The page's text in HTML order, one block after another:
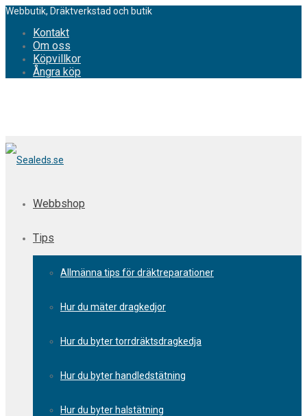
Webbutik, Dräktverkstad och butik
Kontakt
Om oss
Köpvillkor
Ångra köp
Webbshop
Tips
Allmänna tips för dräktreparationer
Hur du mäter dragkedjor
Hur du byter torrdräktsdragkedja
Hur du byter handledstätning
Hur du byter halstätning